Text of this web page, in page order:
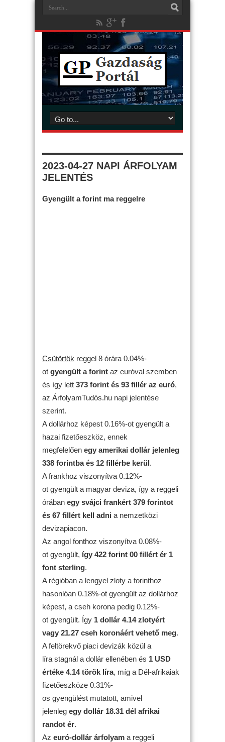
2023-04-27 NAPI ÁRFOLYAM
JELENTÉS
Gyengült a forint ma reggelre
Csütörtök reggel 8 órára 0.04%-
ot gyengült a forint az euróval szemben
és így lett 373 forint és 93 fillér az euró,
az ÁrfolyamTudós.hu napi jelentése
szerint.
A dollárhoz képest 0.16%-ot gyengült a
hazai fizetőeszköz, ennek
megfelelően egy amerikai dollár jelenleg
338 forintba és 12 fillérbe kerül.
A frankhoz viszonyítva 0.12%-
ot gyengült a magyar deviza, így a reggeli
órában egy svájci frankért 379 forintot
és 67 fillért kell adni a nemzetközi
devizapiacon.
Az angol fonthoz viszonyítva 0.08%-
ot gyengült, így 422 forint 00 fillért ér 1
font sterling.
A régióban a lengyel zloty a forinthoz
hasonlóan 0.18%-ot gyengült az dollárhoz
képest, a cseh korona pedig 0.12%-
ot gyengült. Így 1 dollár 4.14 zlotyért
vagy 21.27 cseh koronáért vehető meg.
A feltörekvő piaci devizák közül a
líra stagnál a dollár ellenében és 1 USD
értéke 4.14 török líra, míg a Dél-afrikaiak
fizetőeszköze 0.31%-
os gyengülést mutatott, amivel
jelenleg egy dollár 18.31 dél afrikai
randot ér.
Az euró-dollár árfolyam a reggeli